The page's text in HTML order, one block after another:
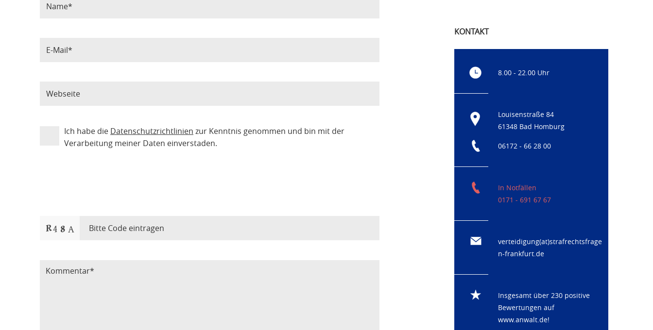
Ich habe die Datenschutzrichtlinien zur Kenntnis genommen und bin mit der
Verarbeitung meiner Daten einverstaden.
KONTAKT
8.00 - 22.00 Uhr
Louisenstraße 84
61348 Bad Homburg
06172 - 66 28 00
In Notfällen
0171 - 691 67 67
verteidigung(at)strafrechtsfrage
n-frankfurt.de
Insgesamt über 230 positive
Bewertungen auf
www.anwalt.de!